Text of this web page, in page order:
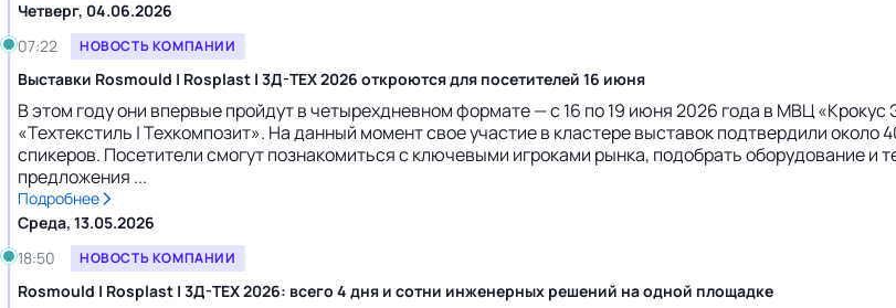
Четверг, 04.06.2026
07:22
НОВОСТЬ КОМПАНИИ
Выставки Rosmould | Rosplast | 3Д-ТЕХ 2026 откроются для посетителей 16 июня
В этом году они впервые пройдут в четырехдневном формате — с 16 по 19 июня 2026 года в МВЦ
«Техтекстиль | Техкомпозит». На данный момент свое участие в кластере выставок подтвердили
спикеров. Посетители смогут познакомиться с ключевыми игроками рынка, подобрать оборудование и
предложения ...
Подробнее
Среда, 13.05.2026
18:50
НОВОСТЬ КОМПАНИИ
Rosmould | Rosplast | 3Д-ТЕХ 2026: всего 4 дня и сотни инженерных решений на одной площадке